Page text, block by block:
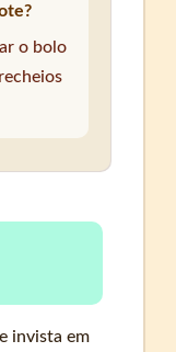
o bolo
invista em